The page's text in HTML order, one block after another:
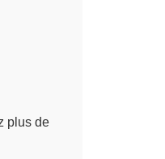
plus de